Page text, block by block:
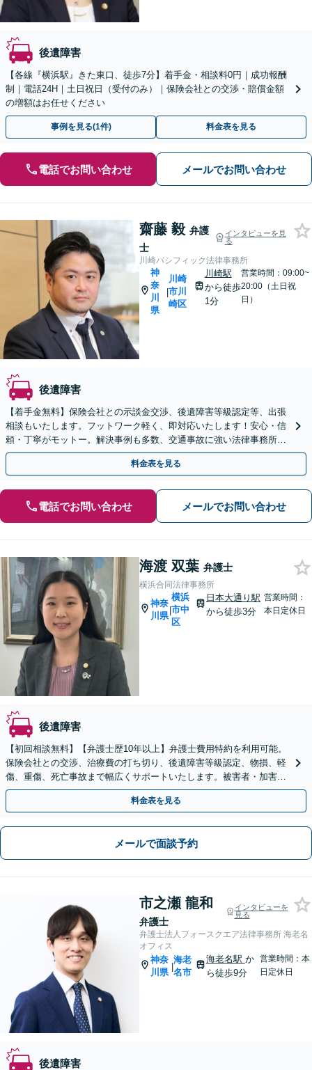
後遺障害
【各線『横浜駅』きた東口、徒歩7分】着手金・相談料0円｜成功報酬
制｜電話24H｜土日祝日（受付のみ）｜保険会社との交渉・賠償金額
の増額はお任せください
事例を見る(1件) 料金表を見る
電話でお問い合わせ メールでお問い合わせ
齋藤 毅 弁護
士
インタビューを見
る
川崎パシフィック法律事務所
神
奈
川
県
|
川崎
市川
崎区
川崎駅
から徒歩
1分
営業時間：09:00~
20:00（土日祝
日）
後遺障害
【着手金無料】保険会社との示談金交渉、後遺障害等級認定等、出張
相談もいたします。フットワーク軽く、即対応いたします！安心・信
頼・丁寧がモットー。解決事例も多数、交通事故に強い法律事務所と
自負しております。【電話相談可】【川崎駅徒歩1分】
料金表を見る
電話でお問い合わせ メールでお問い合わせ
海渡 双葉 弁護士
横浜合同法律事務所
神奈
川県
|
横浜
市中
区
日本大通り駅
から徒歩3分
営業時間：
本日定休日
後遺障害
【初回相談無料】【弁護士歴10年以上】弁護士費用特約を利用可能。
保険会社との交渉、治療費の打ち切り、後遺障害等級認定、物損、軽
傷、重傷、死亡事故まで幅広くサポートいたします。被害者・加害者
どちらも対応可能です【日本大通駅3分・関内駅8分】
料金表を見る
メールで面談予約
市之瀬 龍和
弁護士
インタビューを
見る
弁護士法人フォースクエア法律事務所 海老名
オフィス
神奈
川県
|
海老
名市
海老名駅 か
ら徒歩9分
営業時間：本
日定休日
後遺障害